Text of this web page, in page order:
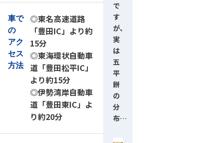
車で
の
アク
セス
方法
◎東名高速道路
「豊田IC」より約
15分
◎東海環状自動車
道「豊田松平IC」
より約15分
◎伊勢湾岸自動車
道「豊田東IC」よ
り約20分
で
す
が、
実
は
五
平
餅
の
分
布…